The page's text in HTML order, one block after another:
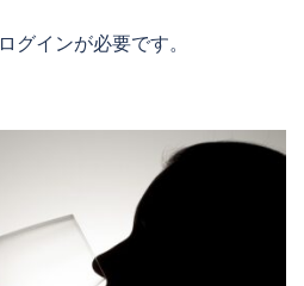
グインが必要です。